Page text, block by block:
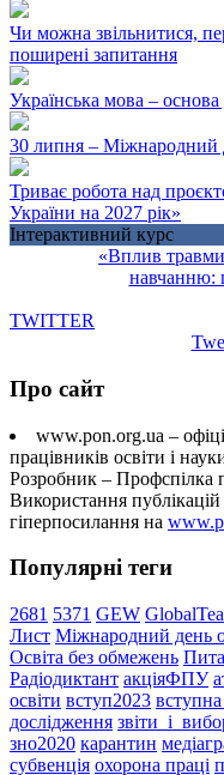
Чи можна звільнитися,
поширені запитання
Українська мова – основа
30 липня – Міжнародний
Триває робота над
України на 2027 рік»
Інтерактивний курс
«Вплив
навчанню:
TWITTER
Про сайт
www.pon.org.ua –
працівників освіти і
Розробник – Профспілка
Використання
гіперпосилання на
Популярні теги
2681 5371 GEW
Лист Міжнародний день
Освіта без обмежень
Радіодиктант акціяФПУ
освіти вступ2023
дослідження
зно2020 карантин
субвенція охорона праці